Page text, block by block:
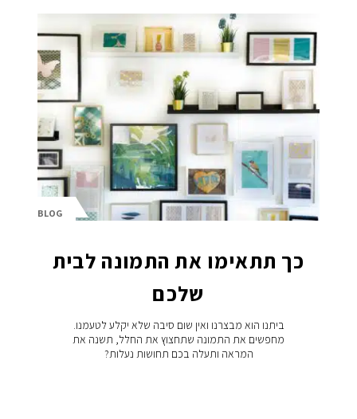
BLOG
כך תתאימו את התמונה לבית
שלכם
ביתנו הוא מבצרנו ואין שום סיבה שלא יקלע לטעמנו.
מחפשים את התמונה שתחצוץ את החלל, תשנה את
המראה ותעלה בכם תחושות נעלות?